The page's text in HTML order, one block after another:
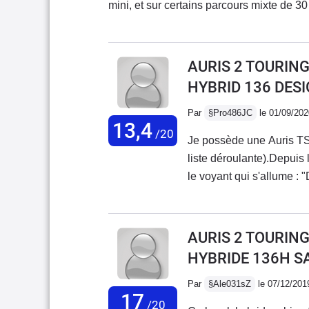
voiture en model hybride
mini, et sur certains parcours mixte de
C5 phase II HDI automatique 135 Cv à
le confort et le côté pratique de cette
meilleurs voitures que j'ai pu avoir
13,4/20
AURIS 2
HYBRID 136
Par §Pro486JC le 01/09/
Je possède une Auris
liste
le voyant qui s'allume :
réparation :
9 jours après. 2ème
voiture du 9 mars
liés aux essais du
trouvé la cause :
17 /20
AURIS 2
HYBRIDE 136H
Par §Ale031sZ le 07/12/